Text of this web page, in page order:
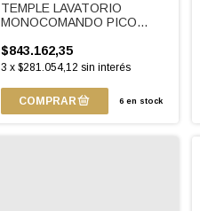
TEMPLE LAVATORIO
MONOCOMANDO PICO
$843.162,35
3 x $281.054,12 sin interés
6en stock